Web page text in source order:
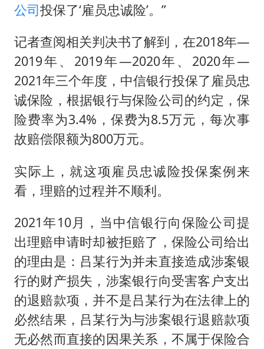
公司投保了‘雇员忠诚险’。”
记者查阅相关判决书了解到，在2018年—
2019年、2019年—2020年、2020年—
2021年三个年度，中信银行投保了雇员忠
诚保险，根据银行与保险公司的约定，保
险费率为3.4%，保费为8.5万元，每次事
故赔偿限额为800万元。
实际上，就这项雇员忠诚险投保案例来
看，理赔的过程并不顺利。
2021年10月，当中信银行向保险公司提
出理赔申请时却被拒赔了，保险公司给出
的理由是：吕某行为并未直接造成涉案银
行的财产损失，涉案银行向受害客户支出
的退赔款项，并不是吕某行为在法律上的
必然结果，吕某行为与涉案银行退赔款项
无必然而直接的因果关系，不属于保险合